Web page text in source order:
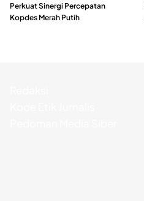
Perkuat Sinergi Percepatan
Kopdes Merah Putih